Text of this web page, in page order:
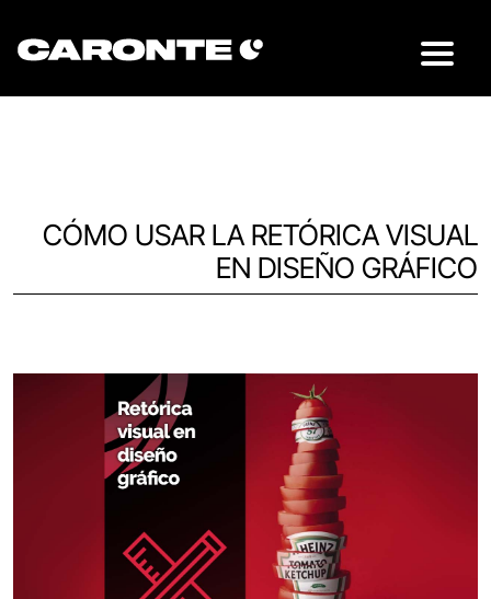
CÓMO USAR LA RETÓRICA VISUAL
EN DISEÑO GRÁFICO